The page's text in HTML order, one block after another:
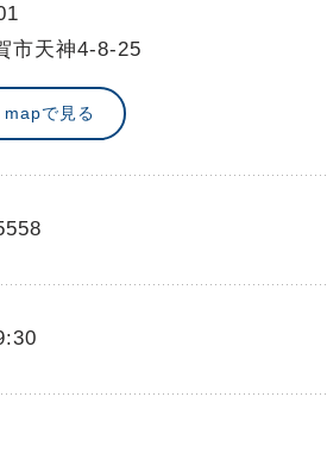
市天神4-8-25
で見る